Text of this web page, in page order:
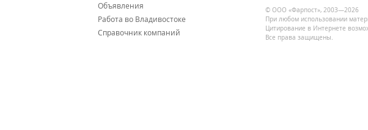
Объявления
Работа во Владивостоке
Справочник компаний
© ООО «Фарпост», 2003—2026
При любом использовании
Цитирование в Интернете
Все права защищены.